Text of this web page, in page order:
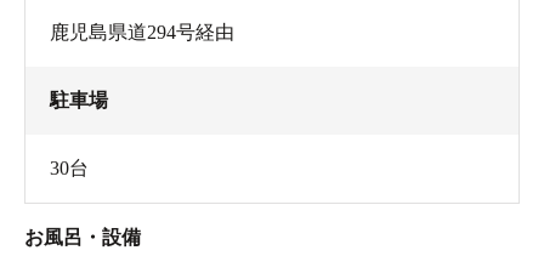
鹿児島県道294号経由
駐車場
30台
お風呂・設備